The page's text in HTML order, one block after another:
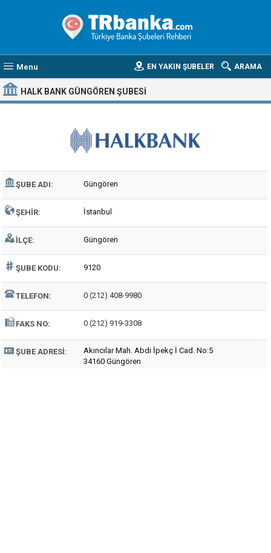
Menu ARAMA
EN YAKIN ŞUBELER
HALK BANK GÜNGÖREN ŞUBESI
ŞUBE ADI: Güngören
ŞEHIR: İstanbul
İLÇE: Güngören
ŞUBE KODU: 9120
TELEFON: 0 (212) 408-9980
FAKS NO: 0 (212) 919-3308
ŞUBE ADRESI:
Akıncılar Mah. Abdi İpekç İ Cad. No:5
34160 Güngören